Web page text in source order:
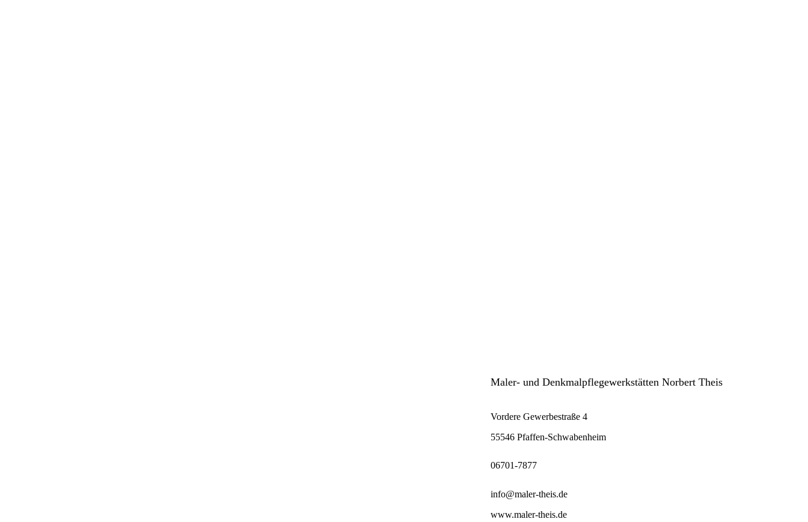
Maler- und Denkmalpflegewerkstätten Norbert Theis
Vordere Gewerbestraße 4
55546 Pfaffen-Schwabenheim
06701-7877
info@maler-theis.de
www.maler-theis.de